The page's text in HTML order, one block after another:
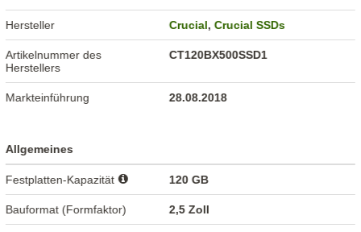
Hersteller Crucial,Crucial SSDs
Artikelnummer des
Herstellers
CT120BX500SSD1
Markteinführung 28.08.2018
Allgemeines
Festplatten-Kapazität 120 GB
Bauformat (Formfaktor) 2,5 Zoll